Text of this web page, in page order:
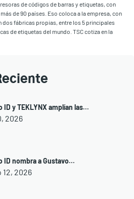
de códigos de barras y etiquetas, con
de 90 países. Eso coloca a la empresa, con
dos fábricas propias, entre los 5 principales
de etiquetas del mundo. TSC cotiza en la
ID y TEKLYNX amplían las...
2026
ID nombra a Gustavo...
12, 2026